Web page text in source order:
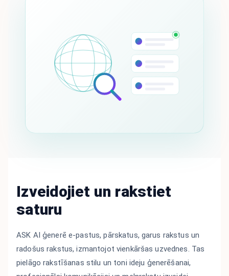
Izveidojiet un rakstiet
saturu
ASK AI ģenerē e-pastus, pārskatus, garus rakstus un
radošus rakstus, izmantojot vienkāršas uzvednes. Tas
pielāgo rakstīšanas stilu un toni ideju ģenerēšanai,